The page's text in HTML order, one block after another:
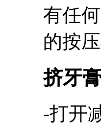
有任
的按压
挤牙
-打开